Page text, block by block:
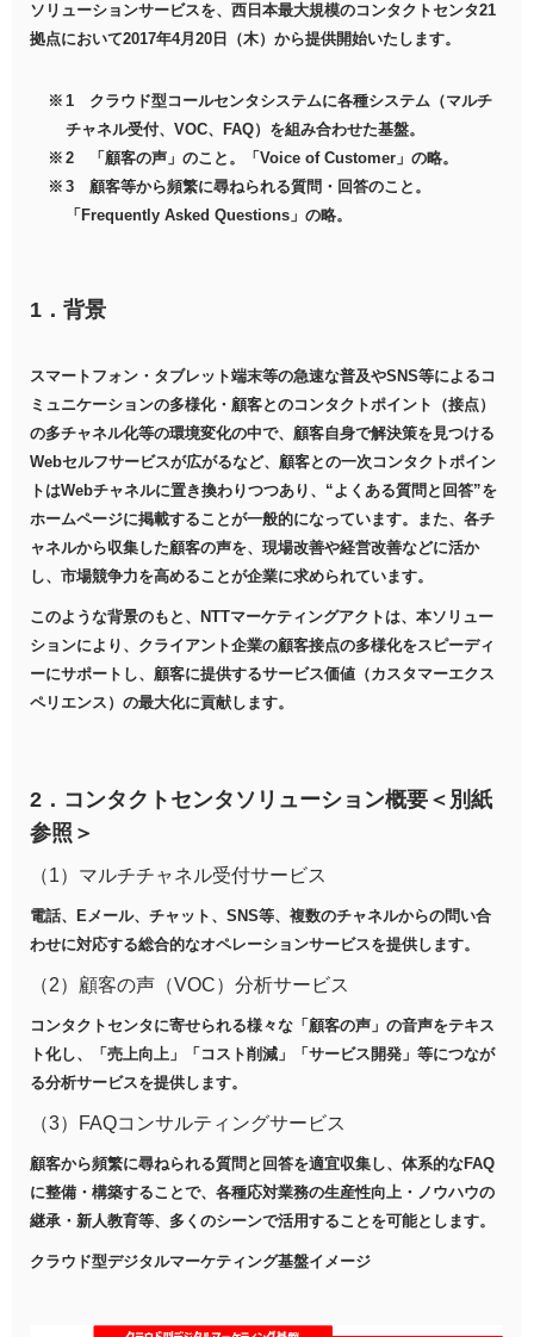
ソリューションサービスを、西日本最大規模のコンタクトセンタ21
拠点において2017年4月20日（木）から提供開始いたします。
1 クラウド型コールセンタシステムに各種システム（マルチ
チャネル受付、VOC、FAQ）を組み合わせた基盤。
2 「顧客の声」のこと。「Voice of Customer」の略。
3 顧客等から頻繁に尋ねられる質問・回答のこと。
「Frequently Asked Questions」の略。
1．背景
スマートフォン・タブレット端末等の急速な普及やSNS等によるコ
ミュニケーションの多様化・顧客とのコンタクトポイント（接点）
の多チャネル化等の環境変化の中で、顧客自身で解決策を見つける
Webセルフサービスが広がるなど、顧客との一次コンタクトポイン
トはWebチャネルに置き換わりつつあり、“よくある質問と回答”を
ホームページに掲載することが一般的になっています。また、各チ
ャネルから収集した顧客の声を、現場改善や経営改善などに活か
し、市場競争力を高めることが企業に求められています。
このような背景のもと、NTTマーケティングアクトは、本ソリュー
ションにより、クライアント企業の顧客接点の多様化をスピーディ
ーにサポートし、顧客に提供するサービス価値（カスタマーエクス
ペリエンス）の最大化に貢献します。
2．コンタクトセンタソリューション概要＜別紙
参照＞
（1）マルチチャネル受付サービス
電話、Eメール、チャット、SNS等、複数のチャネルからの問い合
わせに対応する総合的なオペレーションサービスを提供します。
（2）顧客の声（VOC）分析サービス
コンタクトセンタに寄せられる様々な「顧客の声」の音声をテキス
ト化し、「売上向上」「コスト削減」「サービス開発」等につなが
る分析サービスを提供します。
（3）FAQコンサルティングサービス
顧客から頻繁に尋ねられる質問と回答を適宜収集し、体系的なFAQ
に整備・構築することで、各種応対業務の生産性向上・ノウハウの
継承・新人教育等、多くのシーンで活用することを可能とします。
クラウド型デジタルマーケティング基盤イメージ